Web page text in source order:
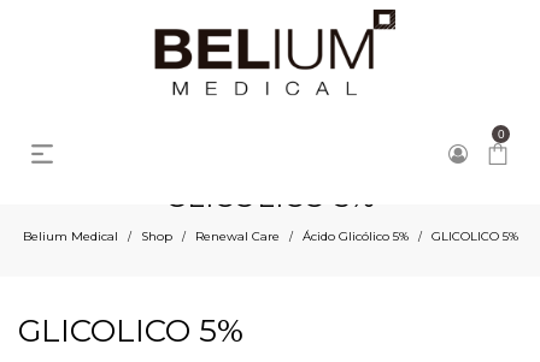
0
GLICOLICO 5%
Belium Medical / Shop / Renewal Care / Ácido Glicólico 5% / GLICOLICO 5%
GLICOLICO 5%